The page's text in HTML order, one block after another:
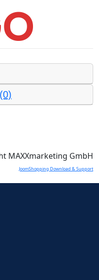
MAXXmarketing GmbH
JoomShopping Download & Support